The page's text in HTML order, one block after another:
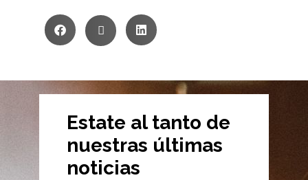
Estate al tanto de
nuestras últimas
noticias